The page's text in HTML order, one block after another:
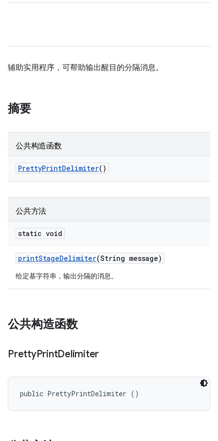
辅助实用程序，可帮助输出醒目的分隔消息。
摘要
公共构造函数
PrettyPrintDelimiter()
公共方法
static void
printStageDelimiter(String message)
给定基字符串，输出分隔的消息。
公共构造函数
PrettyPrintDelimiter
public PrettyPrintDelimiter ()